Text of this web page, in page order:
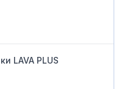
LAVA PLUS